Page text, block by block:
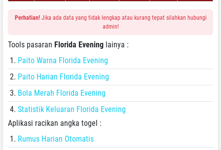
Perhatian!Jika ada data yang tidak lengkap atau kurang tepat silahkan hubungi
admin!
Tools pasaran Florida Evening lainya :
Paito Warna Florida Evening
Paito Harian Florida Evening
Bola Merah Florida Evening
Statistik Keluaran Florida Evening
Aplikasi racikan angka togel :
Rumus Harian Otomatis